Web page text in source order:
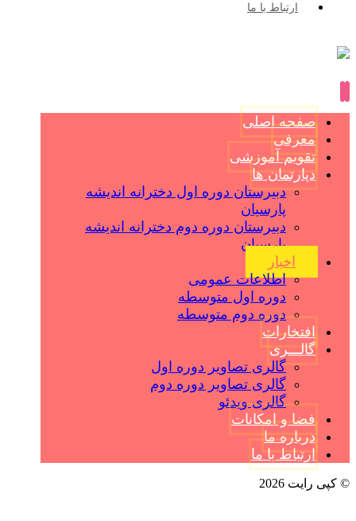
ارتباط با ما
صفحه اصلی
معرفی
تقویم آموزشی
دپارتمان ها
دبیرستان دوره اول دخترانه اندیشه
پارسیان
دبیرستان دوره دوم دخترانه اندیشه
پارسیان
اخبار
اطلاعات عمومی
دوره اول متوسطه
دوره دوم متوسطه
افتخارات
گالـــری
گالری تصاویر دوره اول
گالری تصاویر دوره دوم
گالری ویدئو
فضا و امکانات
درباره ما
ارتباط با ما
© کپی رایت 2026